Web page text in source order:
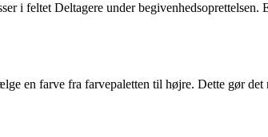
i feltet Deltagere under
en farve fra farvepaletten til højre. Dette gør